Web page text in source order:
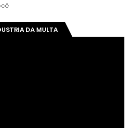
DA MULTA